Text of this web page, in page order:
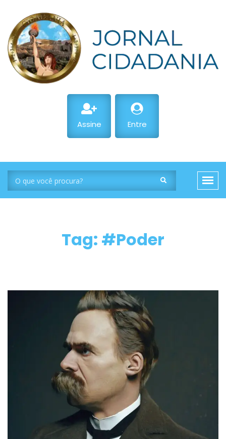
Assine Entre
Tag: #Poder